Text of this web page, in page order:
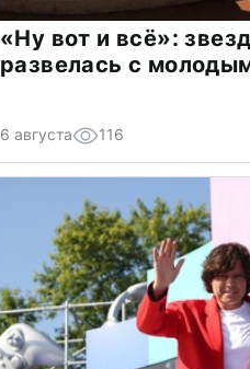
«Ну вот и всё»:
развелась с
6 августа 116